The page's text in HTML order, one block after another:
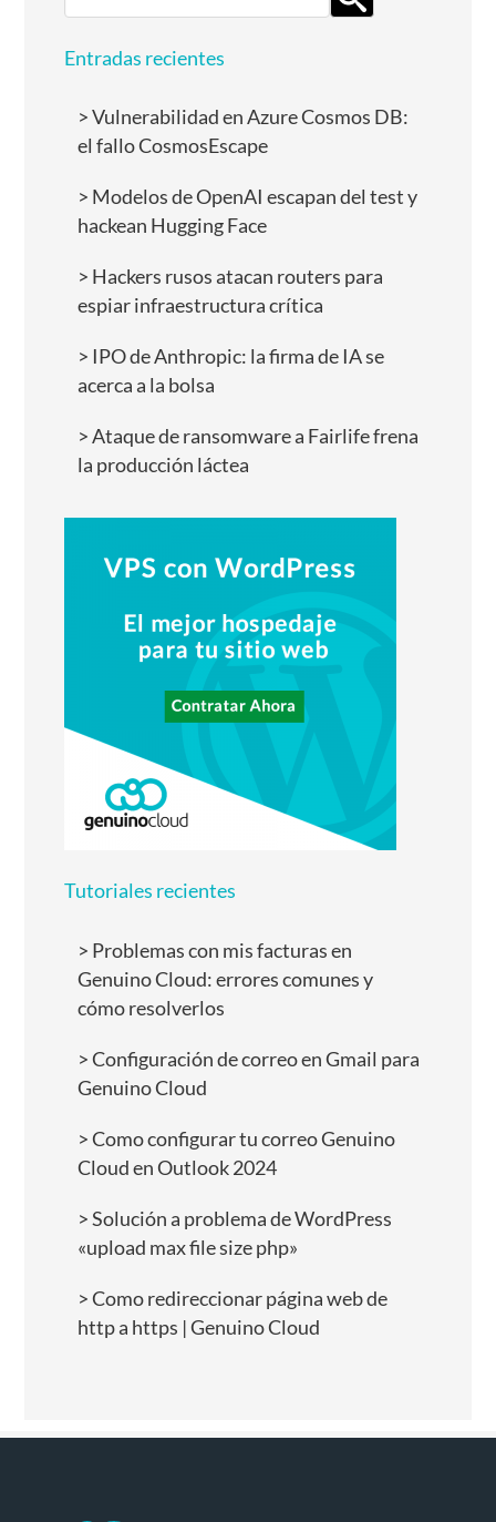
for:
Entradas recientes
Vulnerabilidad en Azure Cosmos DB:
el fallo CosmosEscape
Modelos de OpenAI escapan del test y
hackean Hugging Face
Hackers rusos atacan routers para
espiar infraestructura crítica
IPO de Anthropic: la firma de IA se
acerca a la bolsa
Ataque de ransomware a Fairlife frena
la producción láctea
Tutoriales recientes
Problemas con mis facturas en
Genuino Cloud: errores comunes y
cómo resolverlos
Configuración de correo en Gmail para
Genuino Cloud
Como configurar tu correo Genuino
Cloud en Outlook 2024
Solución a problema de WordPress
«upload max file size php»
Como redireccionar página web de
http a https | Genuino Cloud